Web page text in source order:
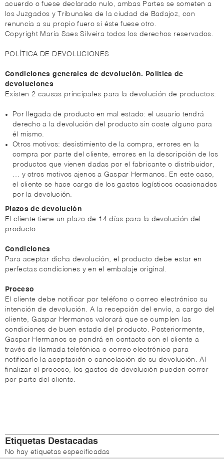
acuerdo o fuese declarado nulo, ambas Partes se someten a
los Juzgados y Tribunales de la ciudad de Badajoz, con
renuncia a su propio fuero si éste fuese otro.
Copyright María Saes Silveira todos los derechos reservados.
POLÍTICA DE DEVOLUCIONES
Condiciones generales de devolución. Política de
devoluciones
Existen 2 causas principales para la devolución de productos:
Por llegada de producto en mal estado: el usuario tendrá
derecho a la devolución del producto sin coste alguno para
él mismo.
Otros motivos: desistimiento de la compra, errores en la
compra por parte del cliente, errores en la descripción de los
productos que vienen dadas por el fabricante o distribuidor,
… y otros motivos ajenos a Gaspar Hermanos. En este caso,
el cliente se hace cargo de los gastos logísticos ocasionados
por la devolución.
Plazos de devolución
El cliente tiene un plazo de 14 días para la devolución del
producto.
Condiciones
Para aceptar dicha devolución, el producto debe estar en
perfectas condiciones y en el embalaje original.
Proceso
El cliente debe notificar por teléfono o correo electrónico su
intención de devolución. A la recepción del envío, a cargo del
cliente, Gaspar Hermanos valorará que se cumplen las
condiciones de buen estado del producto. Posteriormente,
Gaspar Hermanos se pondrá en contacto con el cliente a
través de llamada telefónica o correo electrónico para
notificarle la aceptación o cancelación de su devolución. Al
finalizar el proceso, los gastos de devolución pueden correr
por parte del cliente.
Etiquetas Destacadas
No hay etiquetas especificadas